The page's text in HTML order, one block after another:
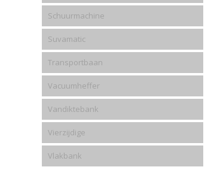
Schuurmachine
Suvamatic
Transportbaan
Vacuumheffer
Vandiktebank
Vierzijdige
Vlakbank